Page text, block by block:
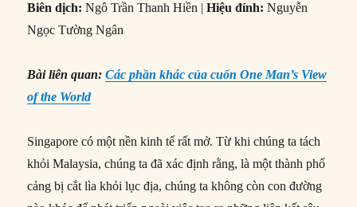
Biên dịch: Ngô Trần Thanh Hiền |Hiệu đính: Nguyễn
Ngọc Tường Ngân
Bài liên quan:Các phần khác của cuốn One Man’s View
of the World
Singapore có một nền kinh tế rất mở. Từ khi chúng ta tách
khỏi Malaysia, chúng ta đã xác định rằng, là một thành phố
cảng bị cắt lìa khỏi lục địa, chúng ta không còn con đường